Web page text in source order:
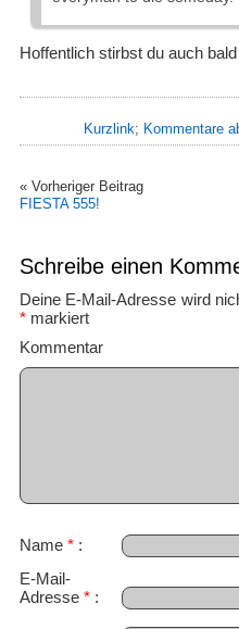
Hoffentlich stirbst du auch
Kurzlink; Kommentare
« Vorheriger Beitrag
FIESTA 555!
Schreibe einen
Deine E-Mail-Adresse wird
* markiert
Name *
E-Mail-
Adresse *